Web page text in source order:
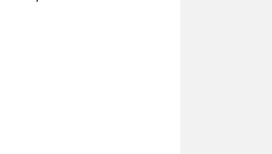
барабана+